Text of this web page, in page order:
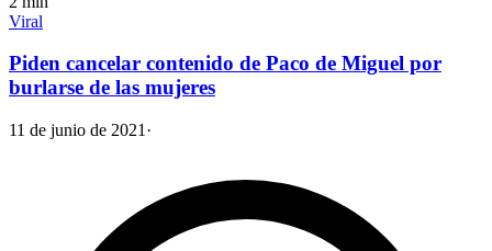
Viral
Piden cancelar contenido de Paco de Miguel por
burlarse de las mujeres
11 de junio de 2021 ·